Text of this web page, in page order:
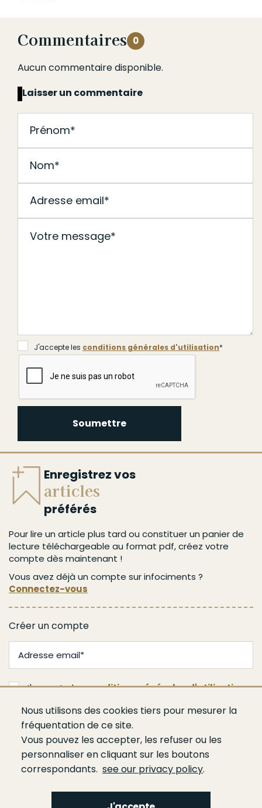
Nous utilisons des cookies tiers pour mesurer la
fréquentation de ce site.
Vous pouvez les accepter, les refuser ou les
personnaliser en cliquant sur les boutons
correspondants. see our privacy policy.
Commentaires 0
Aucun commentaire disponible.
Laisser un commentaire
J'accepte les conditions générales d'utilisation*
Soumettre
Enregistrez vos
articles
préférés
Pour lire un article plus tard ou constituer un panier de
lecture téléchargeable au format pdf, créez votre
compte dès maintenant !
Vous avez déjà un compte sur infociments ?
Connectez-vous
Créer un compte
J'accepte lesconditions générales d'utilisation
Valider